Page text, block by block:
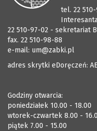
tel. 22
22 510-97-02 - sekretariat
fax. 22 510-98-88
e-mail: um@zabki.pl
adres skrytki eDoręczeń:
Godziny otwarcia:
poniedziałek 10.00 - 18.00
wtorek-czwartek 8.00 -
piątek 7.00 - 15.00